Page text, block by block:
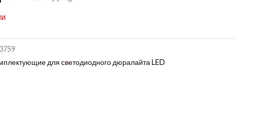
для светодиодного дюралайта LED